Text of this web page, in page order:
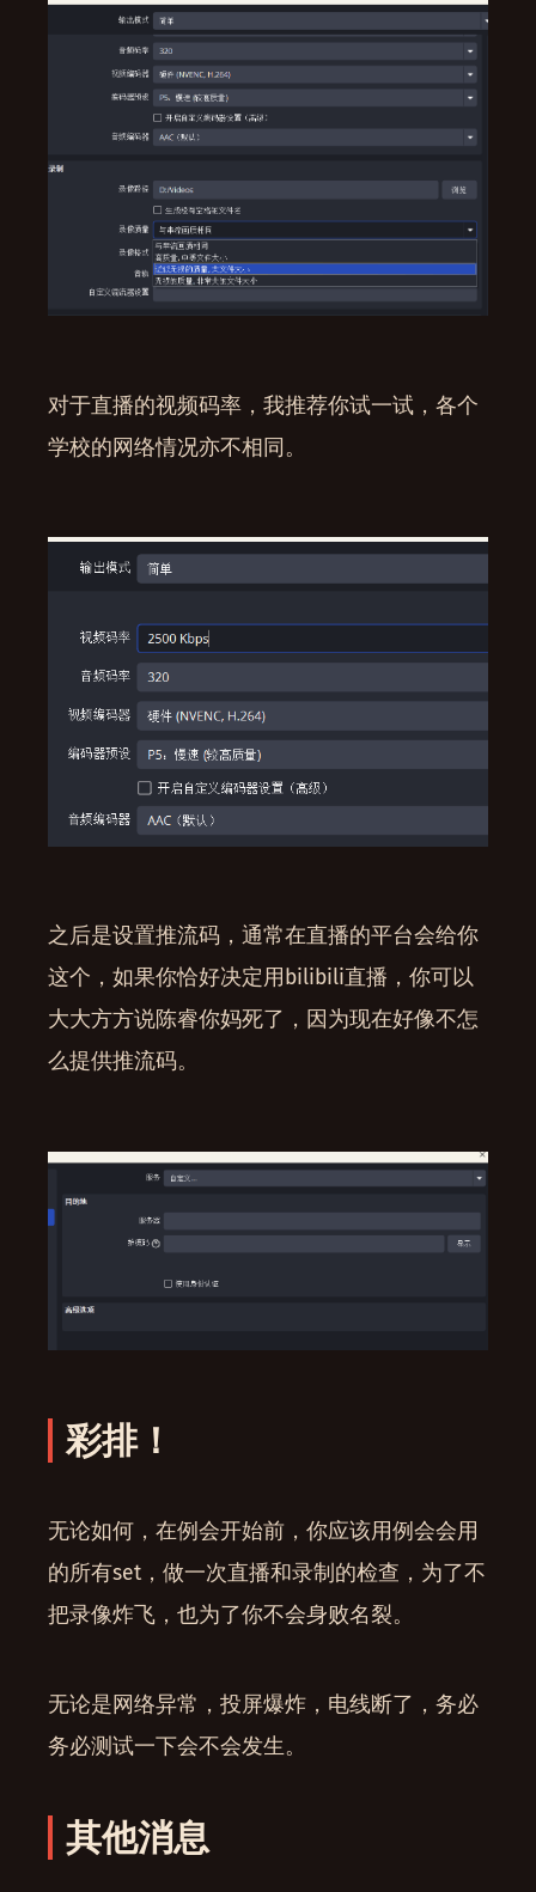
对于直播的视频码率，我推荐你试一试，各个
学校的网络情况亦不相同。
之后是设置推流码，通常在直播的平台会给你
这个，如果你恰好决定用bilibili直播，你可以
大大方方说陈睿你妈死了，因为现在好像不怎
么提供推流码。
彩排！
无论如何，在例会开始前，你应该用例会会用
的所有set，做一次直播和录制的检查，为了不
把录像炸飞，也为了你不会身败名裂。
无论是网络异常，投屏爆炸，电线断了，务必
务必测试一下会不会发生。
其他消息